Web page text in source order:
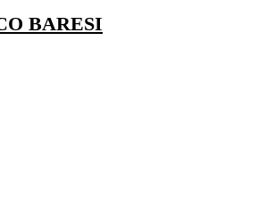
BARESI